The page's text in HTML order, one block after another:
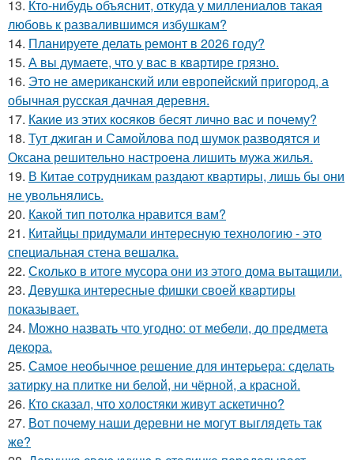
13. Кто-нибудь объяснит, откуда у миллениалов такая
любовь к развалившимся избушкам?
14. Планируете делать ремонт в 2026 году?
15. А вы думаете, что у вас в квартире грязно.
16. Это не американский или европейский пригород, а
обычная русская дачная деревня.
17. Какие из этих косяков бесят лично вас и почему?
18. Тут джиган и Самойлова под шумок разводятся и
Оксана решительно настроена лишить мужа жилья.
19. В Китае сотрудникам раздают квартиры, лишь бы они
не увольнялись.
20. Какой тип потолка нравится вам?
21. Китайцы придумали интересную технологию - это
специальная стена вешалка.
22. Сколько в итоге мусора они из этого дома вытащили.
23. Девушка интересные фишки своей квартиры
показывает.
24. Можно назвать что угодно: от мебели, до предмета
декора.
25. Самое необычное решение для интерьера: сделать
затирку на плитке ни белой, ни чёрной, а красной.
26. Кто сказал, что холостяки живут аскетично?
27. Вот почему наши деревни не могут выглядеть так
же?